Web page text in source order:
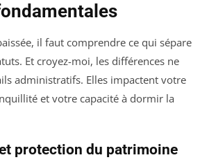
il faut comprendre ce qui sépare
Et croyez-moi, les différences ne
administratifs. Elles impactent votre
et votre capacité à dormir la
protection du patrimoine